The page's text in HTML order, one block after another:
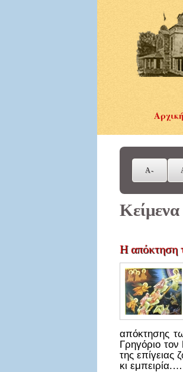
Αρχική
Η απόκτηση
απόκτησης
Γρηγόριο
της
κι εμπειρία.…